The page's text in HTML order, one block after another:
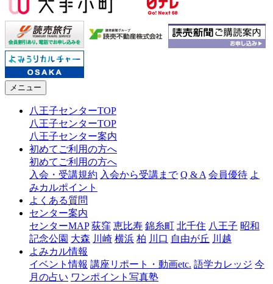
メニュー
八王子センターTOP
八王子センターTOP
八王子センター案内
初めてご利用の方へ
初めてご利用の方へ
入会・受講規約 入会から受講まで Q & A 会員優待 よ
みカルポイント
よくある質問
センター案内
センターMAP 荻窪 恵比寿 錦糸町 北千住 八王子 昭和
記念公園 大森 川崎 横浜 柏 川口 自由が丘 川越
よみカル情報
イベント情報 講座リポート・動画etc. 語学カレッジ 今
月の占い ワンポイント写真塾